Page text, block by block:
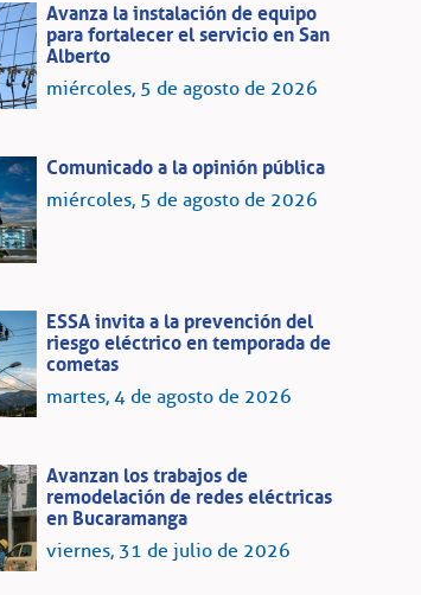
Avanza la instalación de equipo
para fortalecer el servicio en San
Alberto
miércoles, 5 de agosto de 2026
Comunicado a la opinión pública
miércoles, 5 de agosto de 2026
ESSA invita a la prevención del
riesgo eléctrico en temporada de
cometas
martes, 4 de agosto de 2026
Avanzan los trabajos de
remodelación de redes eléctricas
en Bucaramanga
viernes, 31 de julio de 2026